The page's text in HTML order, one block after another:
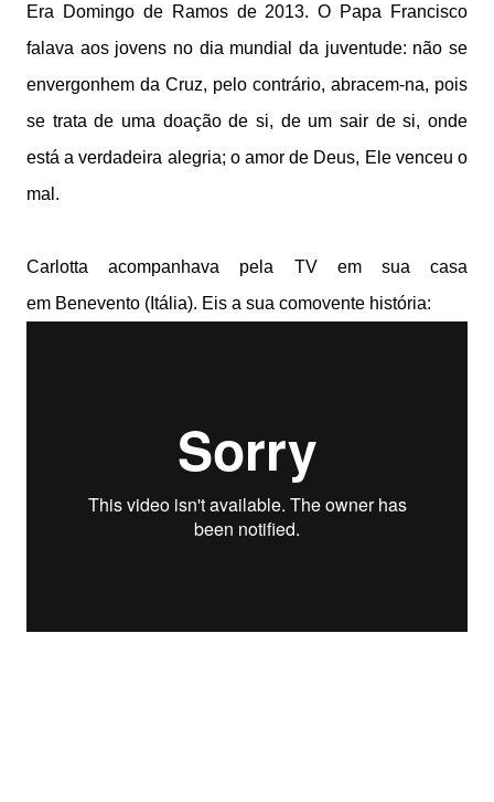
Era Domingo de Ramos de 2013. O Papa Francisco
falava aos jovens no dia mundial da juventude: não se
envergonhem da Cruz, pelo contrário, abracem-na, pois
se trata de uma doação de si, de um sair de si, onde
está a verdadeira alegria; o amor de Deus, Ele venceu o
mal.
Carlotta acompanhava pela TV em sua casa
em Benevento (Itália). Eis a sua comovente história: